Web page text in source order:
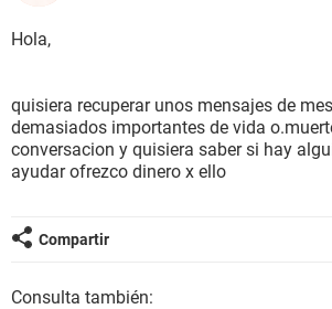
Hola,
quisiera recuperar unos mensajes de
demasiados importantes de vida
conversacion y quisiera saber si hay
ayudar ofrezco dinero x ello
Compartir
Consulta también: